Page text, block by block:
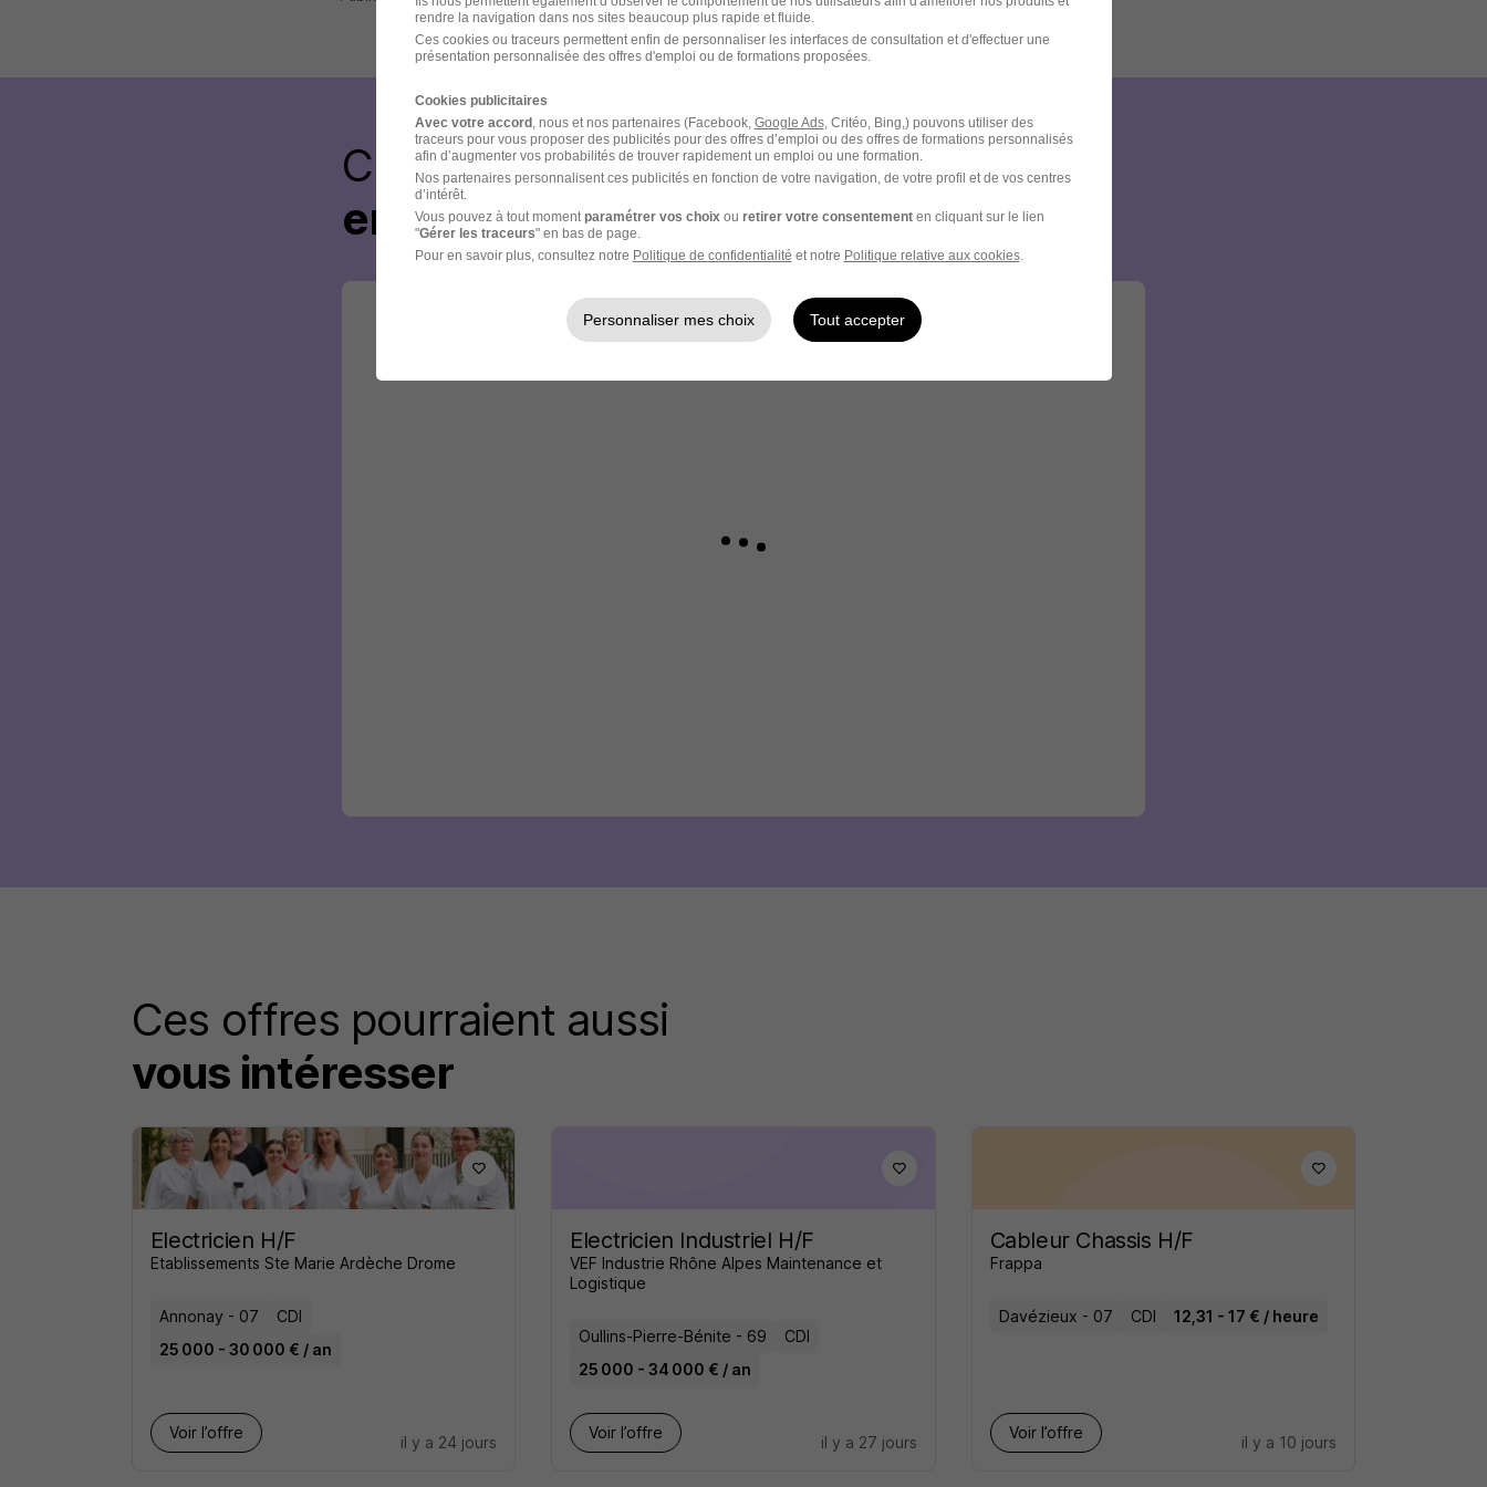
Créez votre compte Hellowork et
envoyez votre candidature !
Ces offres pourraient aussi
vous intéresser
Electricien H/F
Etablissements Ste Marie Ardèche Drome
Annonay - 07
CDI
25 000 - 30 000 € / an
Voir l’offre
il y a 24 jours
Electricien Industriel H/F
VEF Industrie Rhône Alpes Maintenance et
Logistique
Oullins-Pierre-Bénite - 69
CDI
25 000 - 34 000 € / an
Voir l’offre
il y a 27 jours
Cableur Chassis H/F
Frappa
Davézieux - 07 CDI 12,31 - 17 € / heure
Voir l’offre
il y a 10 jours
rendre la navigation dans nos sites beaucoup plus rapide et fluide.
Ces cookies ou traceurs permettent enfin de personnaliser les interfaces de consultation et d'effectuer une
présentation personnalisée des offres d'emploi ou de formations proposées.
Cookies publicitaires
Avec votre accord, nous et nos partenaires (Facebook, Google Ads, Critéo, Bing,) pouvons utiliser des
traceurs pour vous proposer des publicités pour des offres d’emploi ou des offres de formations personnalisés
afin d’augmenter vos probabilités de trouver rapidement un emploi ou une formation.
Nos partenaires personnalisent ces publicités en fonction de votre navigation, de votre profil et de vos centres
d’intérêt.
Vous pouvez à tout moment paramétrer vos choix ou retirer votre consentementen cliquant sur le lien
"Gérer les traceurs" en bas de page.
Pour en savoir plus, consultez notre Politique de confidentialité et notre Politique relative aux cookies.
Personnaliser mes choix Tout accepter